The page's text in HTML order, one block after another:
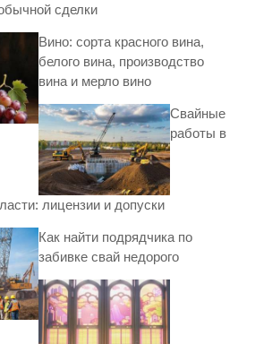
сделки
Вино: сорта красного вина,
белого вина, производство
вина и мерло вино
Свайные
работы в
лицензии и допуски
Как найти подрядчика по
забивке свай недорого